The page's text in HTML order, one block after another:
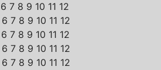
6 7 8 9 10 11 12
6 7 8 9 10 11 12
6 7 8 9 10 11 12
6 7 8 9 10 11 12
6 7 8 9 10 11 12